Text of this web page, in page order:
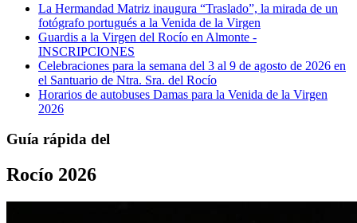
La Hermandad Matriz inaugura “Traslado”, la mirada de un
fotógrafo portugués a la Venida de la Virgen
Guardis a la Virgen del Rocío en Almonte -
INSCRIPCIONES
Celebraciones para la semana del 3 al 9 de agosto de 2026 en
el Santuario de Ntra. Sra. del Rocío
Horarios de autobuses Damas para la Venida de la Virgen
2026
Guía rápida del
Rocío 2026